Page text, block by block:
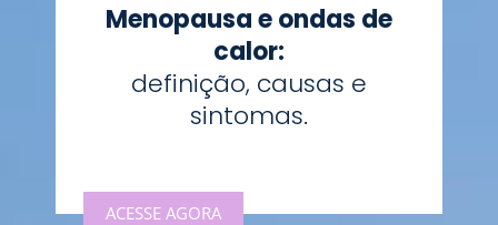
Menopausa e ondas de
calor:
definição, causas e
sintomas.
ACESSE AGORA